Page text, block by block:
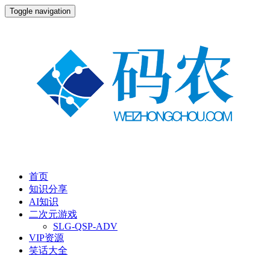
Toggle navigation
首页
知识分享
AI知识
二次元游戏
SLG-QSP-ADV
VIP资源
笑话大全